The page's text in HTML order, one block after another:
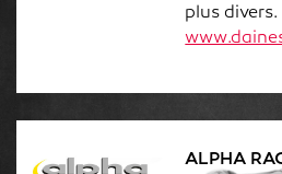
plus divers.
ALPHA